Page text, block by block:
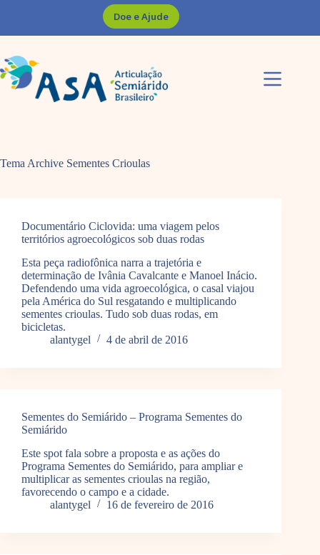
Doe e Ajude
Tema Archive Sementes Crioulas
Documentário Ciclovida: uma viagem pelos
territórios agroecológicos sob duas rodas
Esta peça radiofônica narra a trajetória e
determinação de Ivânia Cavalcante e Manoel Inácio.
Defendendo uma vida agroecológica, o casal viajou
pela América do Sul resgatando e multiplicando
sementes crioulas. Tudo sob duas rodas, em
bicicletas.
alantygel
4 de abril de 2016
Sementes do Semiárido – Programa Sementes do
Semiárido
Este spot fala sobre a proposta e as ações do
Programa Sementes do Semiárido, para ampliar e
multiplicar as sementes crioulas na região,
favorecendo o campo e a cidade.
alantygel
16 de fevereiro de 2016